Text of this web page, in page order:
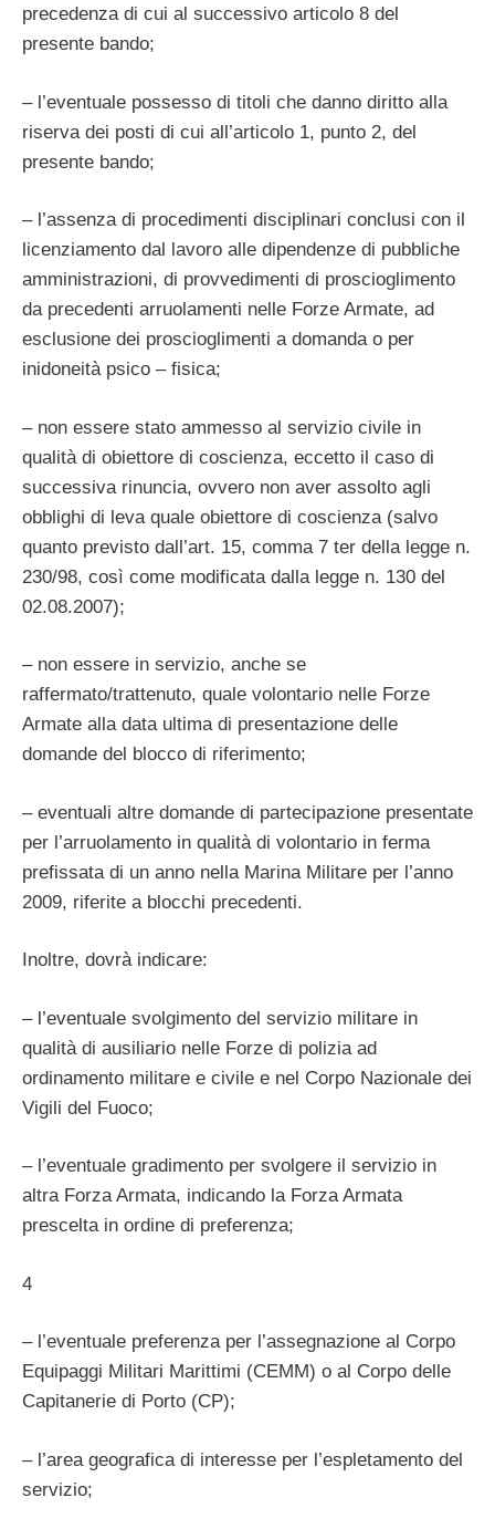
precedenza di cui al successivo articolo 8 del
presente bando;
– l’eventuale possesso di titoli che danno diritto alla
riserva dei posti di cui all’articolo 1, punto 2, del
presente bando;
– l’assenza di procedimenti disciplinari conclusi con il
licenziamento dal lavoro alle dipendenze di pubbliche
amministrazioni, di provvedimenti di proscioglimento
da precedenti arruolamenti nelle Forze Armate, ad
esclusione dei proscioglimenti a domanda o per
inidoneità psico – fisica;
– non essere stato ammesso al servizio civile in
qualità di obiettore di coscienza, eccetto il caso di
successiva rinuncia, ovvero non aver assolto agli
obblighi di leva quale obiettore di coscienza (salvo
quanto previsto dall’art. 15, comma 7 ter della legge n.
230/98, così come modificata dalla legge n. 130 del
02.08.2007);
– non essere in servizio, anche se
raffermato/trattenuto, quale volontario nelle Forze
Armate alla data ultima di presentazione delle
domande del blocco di riferimento;
– eventuali altre domande di partecipazione presentate
per l’arruolamento in qualità di volontario in ferma
prefissata di un anno nella Marina Militare per l’anno
2009, riferite a blocchi precedenti.
Inoltre, dovrà indicare:
– l’eventuale svolgimento del servizio militare in
qualità di ausiliario nelle Forze di polizia ad
ordinamento militare e civile e nel Corpo Nazionale dei
Vigili del Fuoco;
– l’eventuale gradimento per svolgere il servizio in
altra Forza Armata, indicando la Forza Armata
prescelta in ordine di preferenza;
4
– l’eventuale preferenza per l’assegnazione al Corpo
Equipaggi Militari Marittimi (CEMM) o al Corpo delle
Capitanerie di Porto (CP);
– l’area geografica di interesse per l’espletamento del
servizio;